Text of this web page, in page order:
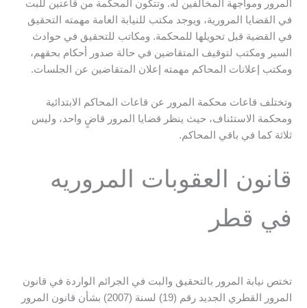
المرور ومواجهة المخالفين له. وتتكون المحكمة من قاعتين للبت
في القضايا المرورية، ويوجد مكتب للنيابة العامة مهمته التحقيق
في القضية قبل تحويلها للمحكمة. ومكاتب للتحقيق في حوادث
السير ومكتب لتوقيف المتقاضين في حالة صدور أحكام بحقهم،
ومكتب إعلانات المحاكم مهمته إعلان المتقاضين عن الجلسات.
وتختلف قاعات محكمة المرور عن قاعات المحاكم الابتدائية
ومحكمة الاستئناف، حيث ينظر قضايا المرور قاضٍ واحد، وليس
ثلاثة كما في باقي المحاكم.
قانون العقوبات المروريه
في قطر
تختص نيابة المرور بالتحقيق والبت في الجرائم الواردة في قانون
المرور القطري الجديد رقم (19) لسنة (2007) بشأن قانون المرور